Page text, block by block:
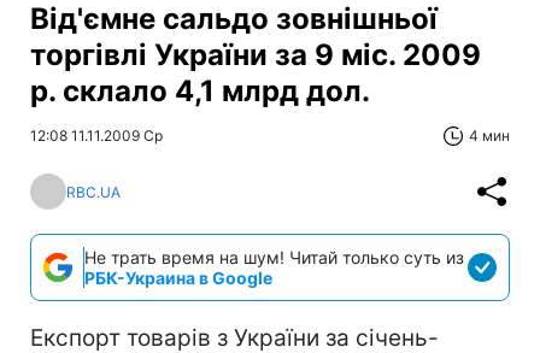
Від'ємне сальдо зовнішньої
торгівлі України за 9 міс. 2009
р. склало 4,1 млрд дол.
12:08 11.11.2009 Ср 4 мин
RBC.UA
Не трать время на шум! Читай только суть из
РБК-Украина в Google
Експорт товарів з України за січень-